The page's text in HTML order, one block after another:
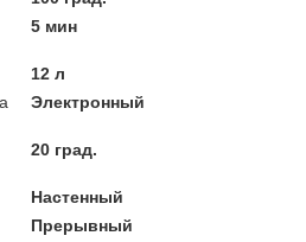
5 мин
12 л
Электронный
20 град.
Настенный
Прерывный